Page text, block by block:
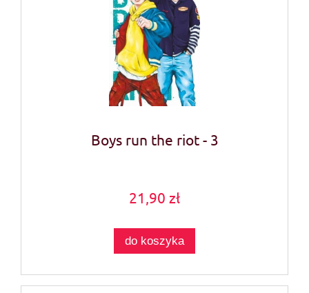
Boys run the riot - 3
21,90 zł
do koszyka